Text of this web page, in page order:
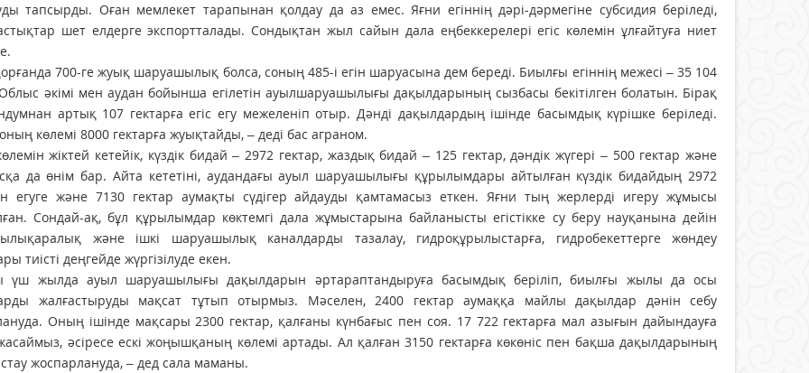
тапсырды. Оған мемлекет тарапынан қолдау да аз емес. Яғни егіннің дәрі-дәрмегіне субсидия беріледі,
шет елдерге экспортталады. Сондықтан жыл сайын дала еңбек­керелері егіс көлемін ұлғайтуға ниет
700-ге жуық ша­руа­­шылық болса, соның 485-і егін шаруасына дем береді. Биылғы егіннің межесі – 35 104
әкімі мен аудан бойынша егілетін ауылшаруашылығы дақылдарының сызбасы бекітілген болатын. Бірақ
артық 107 гектарға егіс егу межеленіп отыр. Дәнді дақылдардың ішінде басымдық күріш­ке беріледі.
көлемі 8000 гектарға жуықтайды, – деді бас аграном.
жіктей кетейік, күздік бидай – 2972 гектар, жаздық бидай – 125 гектар, дәндік жүгері – 500 гектар және
да өнім бар. Айта кететіні, аудандағы ауыл шаруашылығы құрылымдары айтылған күздік бидайдың 2972
егуге және 7130 гектар аумақты сүдігер айдауды қамтамасыз еткен. Яғни тың жерлерді игеру жұмысы
Сондай-ақ, бұл құрылымдар көктемгі дала жұмыстарына байланысты егістікке су беру науқанына дейін
және ішкі шаруашылық каналдарды тазалау, гидро­құрылыстарға, гидробекеттерге жөндеу
тиісті деңгейде жүргізілуде екен.
үш жылда ауыл шаруа­шылығы дақылдарын әртарап­тандыруға басымдық беріліп, биыл­ғы жылы да осы
жал­ғастыруды мақсат тұтып отырмыз. Мәселен, 2400 гектар аумаққа майлы дақылдар дәнін себу
Оның ішінде мақсары 2300 гектар, қалғаны күнбағыс пен соя. 17 722 гектарға мал азығын дайындауға
әсіресе ескі жоңыш­қаның көлемі артады. Ал қалған 3150 гектарға көкөніс пен бақша дақылдарының
жоспарлануда, – дед сала маманы.